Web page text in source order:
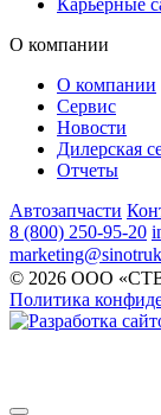
Карьерные
О компании
О компании
Сервис
Новости
Дилерская
Отчеты
Автозапчасти
8 (800) 250-95-20
© 2026 ООО
Политика